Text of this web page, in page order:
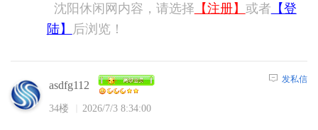
沈阳休闲网内容，请选择 【注册】 或者 【登
陆】
后浏览！
asdfg112
34楼 2026/7/3 8:34:00
发私信